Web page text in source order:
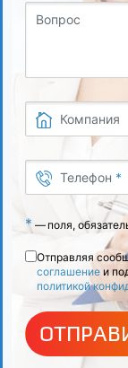
Вопрос
Компания
Телефон *
* —поля,
Отправляя
соглашение и
политикой